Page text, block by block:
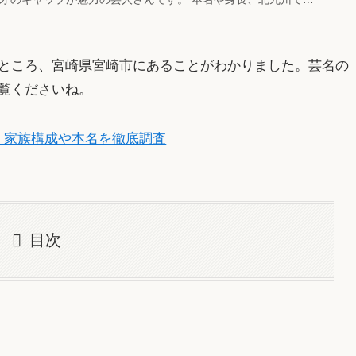
ころ、宮崎県宮崎市にあることがわかりました。芸名の
ださいね。
族構成や本名を徹底調査
目次